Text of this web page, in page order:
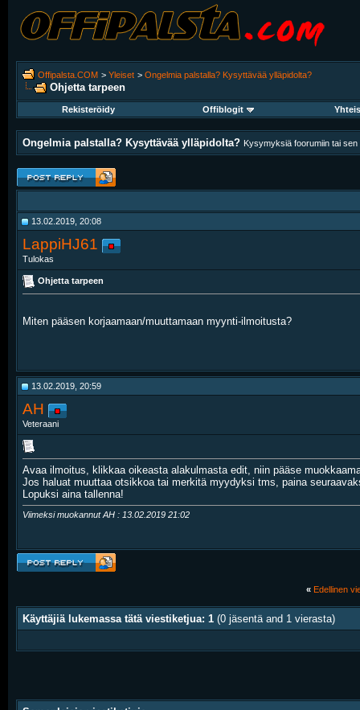
Offipalsta.COM > Yleiset > Ongelmia palstalla? Kysyttävää ylläpidolta?
Ohjetta tarpeen
Rekisteröidy Offiblogit
Ongelmia palstalla? Kysyttävää ylläpidolta? Kysymyksiä foorumiin tai
13.02.2019, 20:08
LappiHJ61
Tulokas
Ohjetta tarpeen
Miten pääsen korjaamaan/muuttamaan myynti-ilmoitusta?
13.02.2019, 20:59
AH
Veteraani
Avaa ilmoitus, klikkaa oikeasta alakulmasta edit, niin pääse
Jos haluat muuttaa otsikkoa tai merkitä myydyksi tms, paina
Lopuksi aina tallenna!
Viimeksi muokannut AH : 13.02.2019 21:02
« Edellinen
Käyttäjiä lukemassa tätä viestiketjua: 1 (0 jäsentä and 1 vierasta)